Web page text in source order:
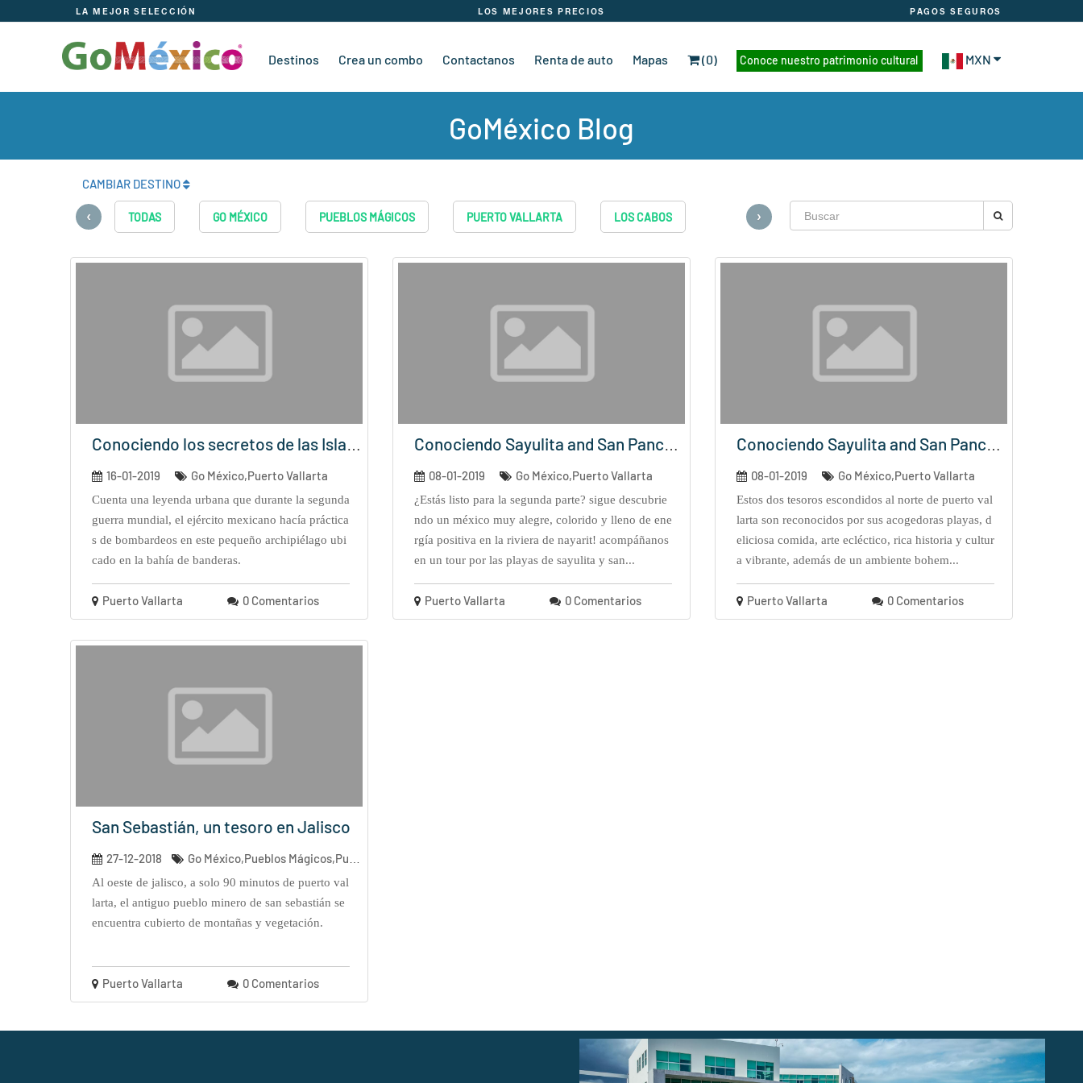
LA MEJOR SELECCIÓN LOS MEJORES PRECIOS PAGOS SEGUROS
Destinos Crea un combo Contactanos Renta de auto Mapas (0) Conoce nuestro patrimonio cultural MXN
GoMéxico Blog
CAMBIAR DESTINO
TODAS GO MÉXICO PUEBLOS MÁGICOS PUERTO VALLARTA LOS CABOS
‹ ›
Conociendo los secretos de las Islas...
16-01-2019 Go México,Puerto Vallarta
cuenta una leyenda urbana que durante la segunda
guerra mundial, el ejército mexicano hacía práctica
s de bombardeos en este pequeño archipiélago ubi
cado en la bahía de banderas.
Puerto Vallarta 0 Comentarios
Conociendo Sayulita and San Pancho (...
08-01-2019 Go México,Puerto Vallarta
¿estás listo para la segunda parte? sigue descubrie
ndo un méxico muy alegre, colorido y lleno de ene
rgía positiva en la riviera de nayarit! acompáñanos
en un tour por las playas de sayulita y san...
Puerto Vallarta 0 Comentarios
Conociendo Sayulita and San Pancho (...
08-01-2019 Go México,Puerto Vallarta
estos dos tesoros escondidos al norte de puerto val
larta son reconocidos por sus acogedoras playas, d
eliciosa comida, arte ecléctico, rica historia y cultur
a vibrante, además de un ambiente bohem...
Puerto Vallarta 0 Comentarios
San Sebastián, un tesoro en Jalisco
27-12-2018 Go México,Pueblos Mágicos,Puerto Vall...
al oeste de jalisco, a solo 90 minutos de puerto val
larta, el antiguo pueblo minero de san sebastián se
encuentra cubierto de montañas y vegetación.
Puerto Vallarta 0 Comentarios